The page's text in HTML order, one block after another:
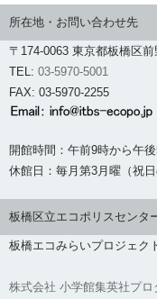
所在地・お問い合わせ先
〒174-0063 東京都板橋区
TEL: 03-5970-5001
FAX: 03-5970-2255
開館時間：午前9時から午
休館日：毎月第3月曜（祝
板橋区立エコポリスセンタ
板橋エコみらいプロジェク
株式会社 小学館集英社プロ